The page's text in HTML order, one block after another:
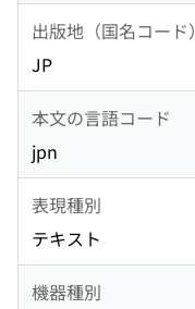
出版地（国名コード）
JP
本文の言語コード
jpn
表現種別
テキスト
機器種別